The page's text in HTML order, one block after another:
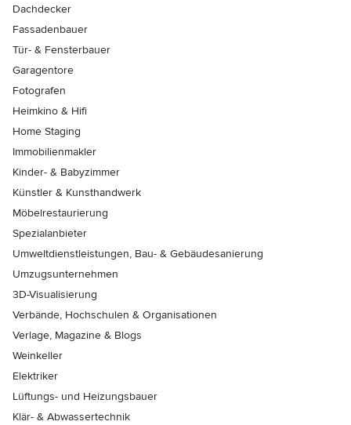
Dachdecker
Fassadenbauer
Tür- & Fensterbauer
Garagentore
Fotografen
Heimkino & Hifi
Home Staging
Immobilienmakler
Kinder- & Babyzimmer
Künstler & Kunsthandwerk
Möbelrestaurierung
Spezialanbieter
Umweltdienstleistungen, Bau- & Gebäudesanierung
Umzugsunternehmen
3D-Visualisierung
Verbände, Hochschulen & Organisationen
Verlage, Magazine & Blogs
Weinkeller
Elektriker
Lüftungs- und Heizungsbauer
Klär- & Abwassertechnik